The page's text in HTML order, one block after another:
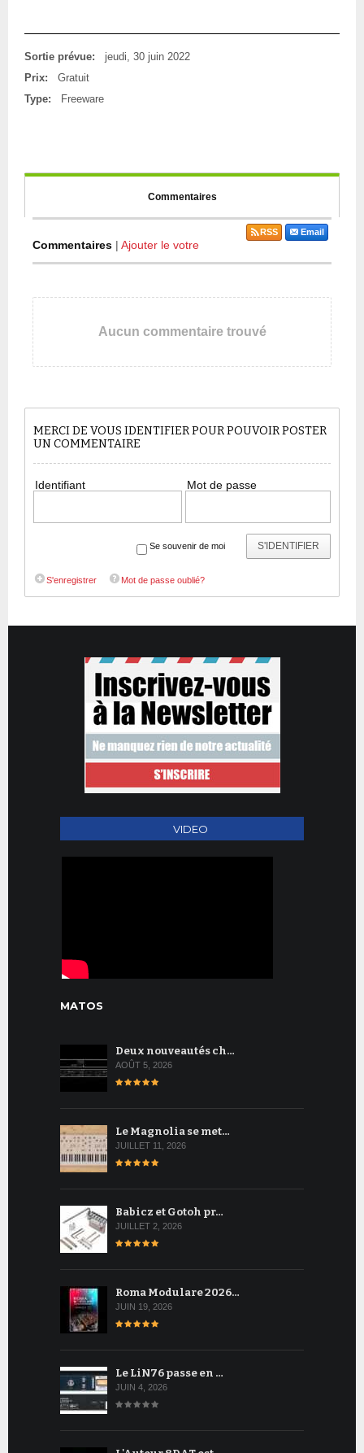
Sortie prévue:
jeudi, 30 juin 2022
Prix:
Gratuit
Type:
Freeware
Commentaires
Commentaires | Ajouter le votre
Email
RSS
Aucun commentaire trouvé
MERCI DE VOUS IDENTIFIER POUR POUVOIR POSTER
UN COMMENTAIRE
Identifiant Mot de passe
S'IDENTIFIER
Se souvenir de moi
S'enregistrer Mot de passe oublié?
VIDEO
MATOS
Deux nouveautés ch…
AOÛT 5, 2026
Le Magnolia se met…
JUILLET 11, 2026
Babicz et Gotoh pr…
JUILLET 2, 2026
Roma Modulare 2026…
JUIN 19, 2026
Le LiN76 passe en …
JUIN 4, 2026